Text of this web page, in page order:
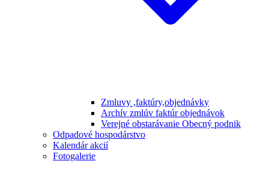
Zmluvy ,faktúry,objednávky
Archív zmlúv faktúr objednávok
Verejné obstarávanie Obecný podnik
Odpadové hospodárstvo
Kalendár akcií
Fotogalerie